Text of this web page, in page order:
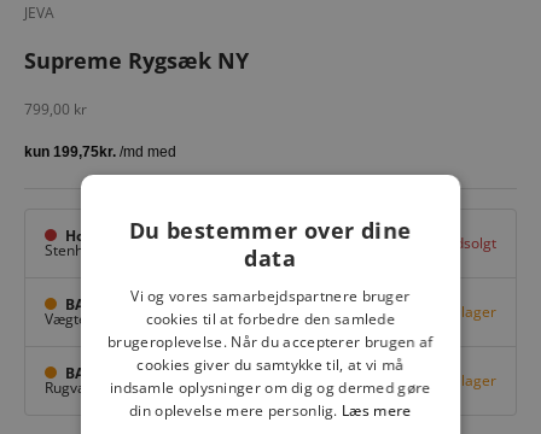
JEVA
Supreme Rygsæk NY
Salgspris
799,00 kr
Hovedlager
Stenhuggervej 10, Udsolgt
BAGGI Nyborg
Vægtergade 1, Nyborg Få på lager
BAGGI Tarup Center
Rugvang 36,Odense NV Få på lager
Du bestemmer over dine
data
Vi og vores samarbejdspartnere bruger
cookies til at forbedre den samlede
brugeroplevelse. Når du accepterer brugen af
cookies giver du samtykke til, at vi må
indsamle oplysninger om dig og dermed gøre
din oplevelse mere personlig. Læs mere